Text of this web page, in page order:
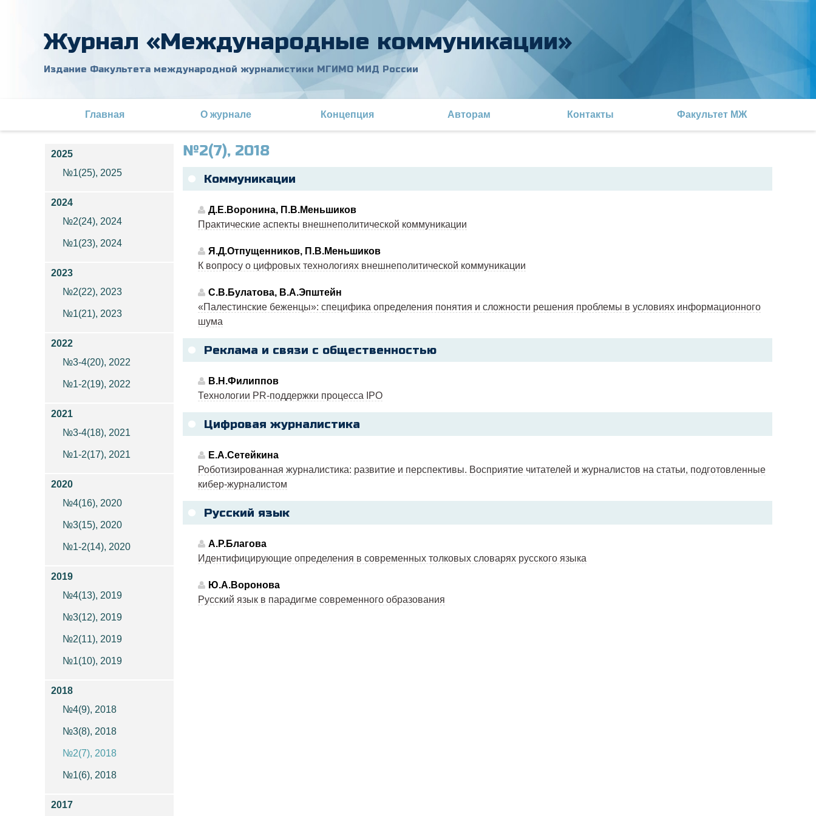
Журнал «Международные коммуникации»
Издание Факультета международной журналистики МГИМО МИД России
Главная О журнале Концепция Авторам Контакты Факультет МЖ
2025
№1(25), 2025
2024
№2(24), 2024
№1(23), 2024
2023
№2(22), 2023
№1(21), 2023
2022
№3-4(20), 2022
№1-2(19), 2022
2021
№3-4(18), 2021
№1-2(17), 2021
2020
№4(16), 2020
№3(15), 2020
№1-2(14), 2020
2019
№4(13), 2019
№3(12), 2019
№2(11), 2019
№1(10), 2019
2018
№4(9), 2018
№3(8), 2018
№2(7), 2018
№1(6), 2018
2017
№2(7), 2018
Коммуникации
Д.Е.Воронина, П.В.Меньшиков
Практические аспекты внешнеполитической коммуникации
Я.Д.Отпущенников, П.В.Меньшиков
К вопросу о цифровых технологиях внешнеполитической коммуникации
С.В.Булатова, В.А.Эпштейн
«Палестинские беженцы»: специфика определения понятия и сложности решения проблемы в условиях информационного
шума
Реклама и связи с общественностью
В.Н.Филиппов
Технологии PR-поддержки процесса IPO
Цифровая журналистика
Е.А.Сетейкина
Роботизированная журналистика: развитие и перспективы. Восприятие читателей и журналистов на статьи, подготовленные
кибер-журналистом
Русский язык
А.Р.Благова
Идентифицирующие определения в современных толковых словарях русского языка
Ю.А.Воронова
Русский язык в парадигме современного образования